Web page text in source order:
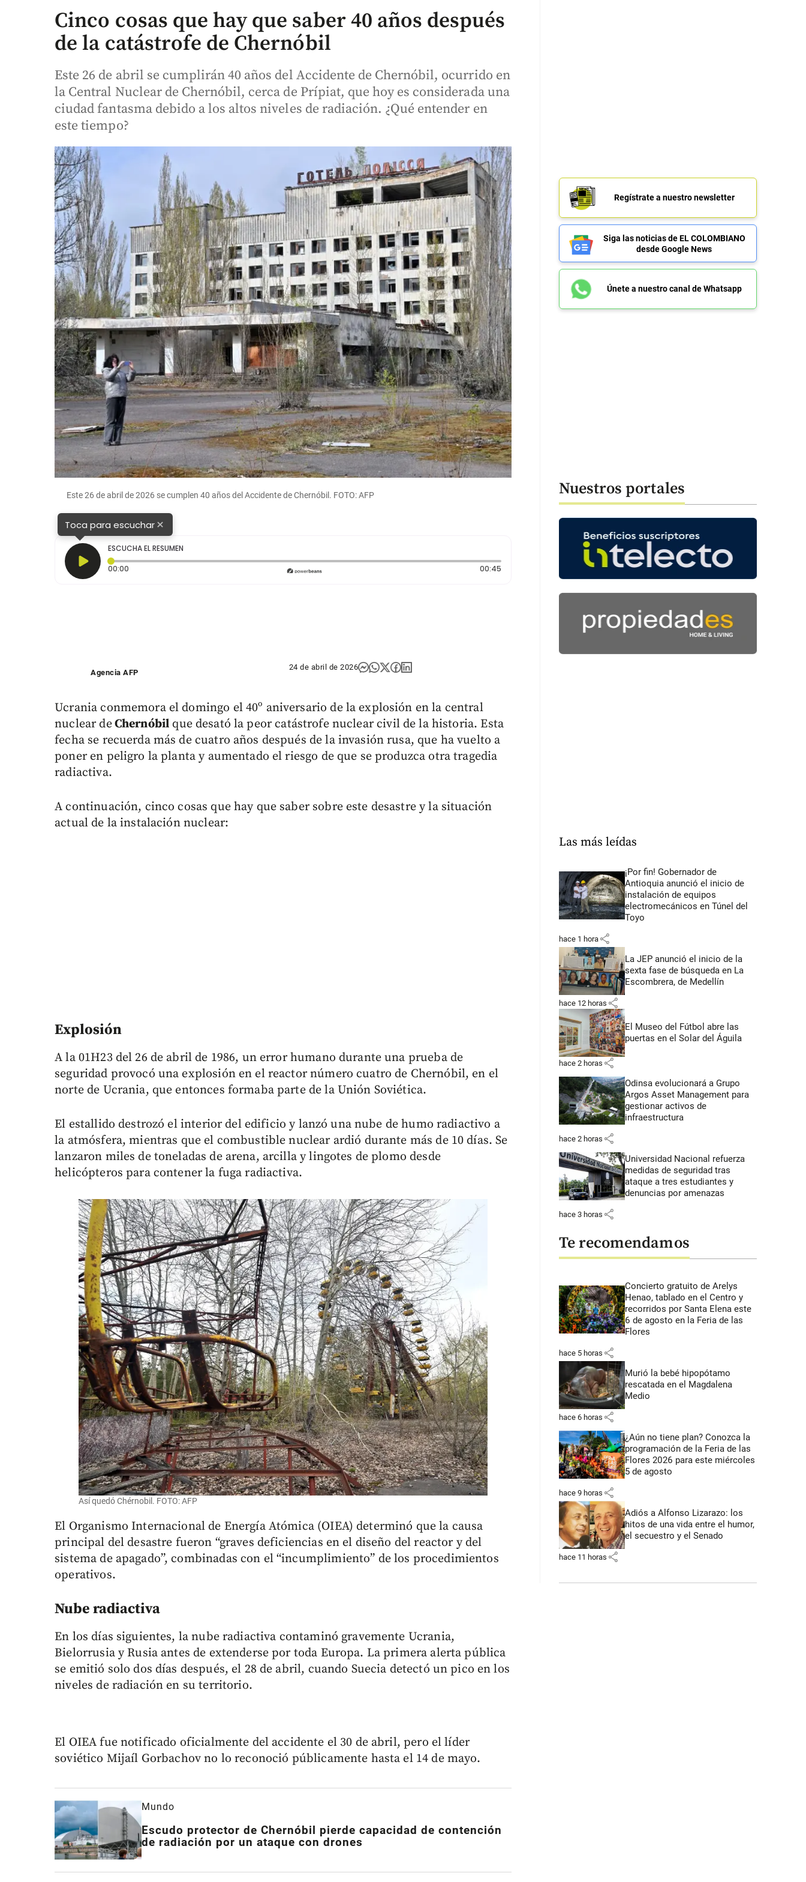
Cinco cosas que hay que saber 40 años después
de la catástrofe de Chernóbil
Este 26 de abril se cumplirán 40 años del Accidente de Chernóbil, ocurrido en
la Central Nuclear de Chernóbil, cerca de Prípiat, que hoy es considerada una
ciudad fantasma debido a los altos niveles de radiación. ¿Qué entender en
este tiempo?
Este 26 de abril de 2026 se cumplen 40 años del Accidente de Chernóbil. FOTO: AFP
Toca para escuchar×
ESCUCHA EL RESUMEN
00:00
00:45Duración: 45 segundos
Agencia AFP
24 de abril de 2026
Ucrania conmemora el domingo el 40º aniversario de la explosión en la central
nuclear deChernóbil que desató la peor catástrofe nuclear civil de la historia. Esta
fecha se recuerda más de cuatro años después de la invasión rusa, que ha vuelto a
poner en peligro la planta y aumentado el riesgo de que se produzca otra tragedia
radiactiva.
A continuación, cinco cosas que hay que saber sobre este desastre y la situación
actual de la instalación nuclear:
Explosión
A la 01H23 del 26 de abril de 1986, un error humano durante una prueba de
seguridad provocó una explosión en el reactor número cuatro de Chernóbil, en el
norte de Ucrania, que entonces formaba parte de la Unión Soviética.
El estallido destrozó el interior del edificio y lanzó una nube de humo radiactivo a
la atmósfera, mientras que el combustible nuclear ardió durante más de 10 días. Se
lanzaron miles de toneladas de arena, arcilla y lingotes de plomo desde
helicópteros para contener la fuga radiactiva.
Así quedó Chérnobil. FOTO: AFP
El Organismo Internacional de Energía Atómica (OIEA) determinó que la causa
principal del desastre fueron “graves deficiencias en el diseño del reactor y del
sistema de apagado”, combinadas con el “incumplimiento” de los procedimientos
operativos.
Nube radiactiva
En los días siguientes, la nube radiactiva contaminó gravemente Ucrania,
Bielorrusia y Rusia antes de extenderse por toda Europa. La primera alerta pública
se emitió solo dos días después, el 28 de abril, cuando Suecia detectó un pico en los
niveles de radiación en su territorio.
El OIEA fue notificado oficialmente del accidente el 30 de abril, pero el líder
soviético Mijaíl Gorbachov no lo reconoció públicamente hasta el 14 de mayo.
Mundo
Escudo protector de Chernóbil pierde capacidad de contención
de radiación por un ataque con drones
Regístrate a nuestro newsletter
Siga las noticias de EL COLOMBIANO
desde Google News
Únete a nuestro canal de Whatsapp
Nuestros portales
Las más leídas
¡Por fin! Gobernador de
Antioquia anunció el inicio de
instalación de equipos
electromecánicos en Túnel del
Toyo
hace 1 hora share
La JEP anunció el inicio de la
sexta fase de búsqueda en La
Escombrera, de Medellín
hace 12 horas share
El Museo del Fútbol abre las
puertas en el Solar del Águila
hace 2 horas share
Odinsa evolucionará a Grupo
Argos Asset Management para
gestionar activos de
infraestructura
hace 2 horas share
Universidad Nacional refuerza
medidas de seguridad tras
ataque a tres estudiantes y
denuncias por amenazas
hace 3 horas share
Te recomendamos
Concierto gratuito de Arelys
Henao, tablado en el Centro y
recorridos por Santa Elena este
6 de agosto en la Feria de las
Flores
hace 5 horas share
Murió la bebé hipopótamo
rescatada en el Magdalena
Medio
hace 6 horas share
¿Aún no tiene plan? Conozca la
programación de la Feria de las
Flores 2026 para este miércoles
5 de agosto
hace 9 horas share
Adiós a Alfonso Lizarazo: los
hitos de una vida entre el humor,
el secuestro y el Senado
hace 11 horas share